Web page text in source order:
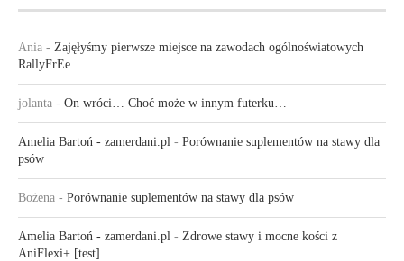
Ania - Zajęłyśmy pierwsze miejsce na zawodach ogólnoświatowych
RallyFrEe
jolanta - On wróci… Choć może w innym futerku…
Amelia Bartoń - zamerdani.pl - Porównanie suplementów na stawy dla
psów
Bożena - Porównanie suplementów na stawy dla psów
Amelia Bartoń - zamerdani.pl - Zdrowe stawy i mocne kości z
AniFlexi+ [test]